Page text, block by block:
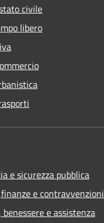
civile
libero
e sicurezza pubblica
e contravvenzioni
e assistenza